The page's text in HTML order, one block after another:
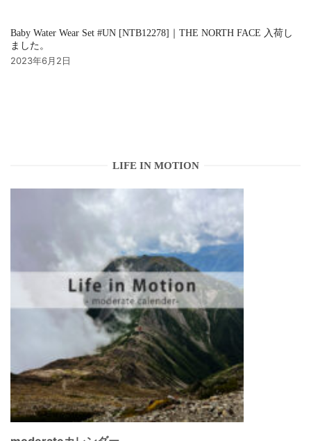
Baby Water Wear Set #UN [NTB12278]｜THE NORTH FACE 入荷し
ました。
2023年6月2日
LIFE IN MOTION